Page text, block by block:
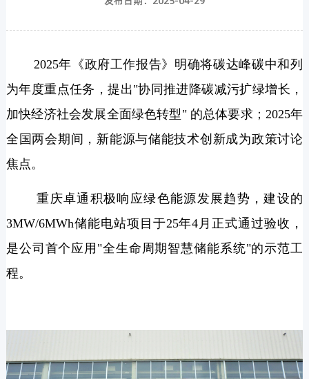
2025年《政府工作报告》明确将碳达峰碳中和列
为年度重点任务，提出"协同推进降碳减污扩绿增长，
加快经济社会发展全面绿色转型" 的总体要求；2025年
全国两会期间，新能源与储能技术创新成为政策讨论
焦点。
重庆卓通积极响应绿色能源发展趋势，建设的
3MW/6MWh储能电站项目于25年4月正式通过验收，
是公司首个应用"全生命周期智慧储能系统"的示范工
程。